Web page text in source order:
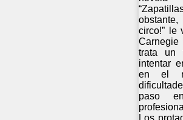
obstante,
circo!” le
trata un
intentar
en el
paso
Los